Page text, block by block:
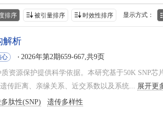
显示方式：
排序 被引量排序 时效性排序
解析
心 2026年第2期659-667,共9页
资源保护提供科学依据。本研究基于50K SNP芯
传距离、亲缘关系、近交系数以及系统... 展开更
肽性(SNP) 遗传多样性